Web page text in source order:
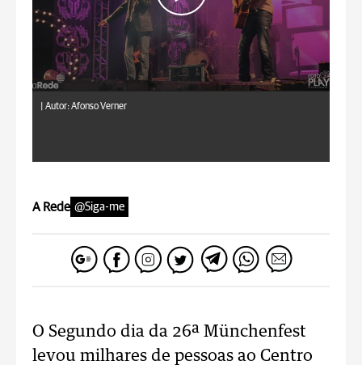
Autor: Afonso Verner
A Rede @Siga-me
O Segundo dia da 26ª Münchenfest
levou milhares de pessoas ao Centro